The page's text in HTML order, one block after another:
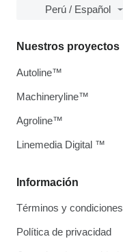
Perú / Español
Información
Términos y condiciones
Política de privacidad
Nuestros proyectos
Autoline™
Machineryline™
Agroline™
Linemedia Digital ™